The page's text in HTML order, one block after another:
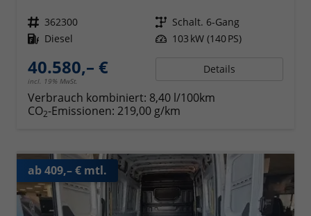
Fahrzeugnr. 362300 Getriebe Schalt. 6-Gang
Kraftstoff Diesel Leistung 103 kW (140 PS)
40.580,– €
incl. 19% MwSt.
Details
Verbrauch kombiniert: 8,40 l/100km
CO2-Emissionen: 219,00 g/km
ab 409,– € mtl.